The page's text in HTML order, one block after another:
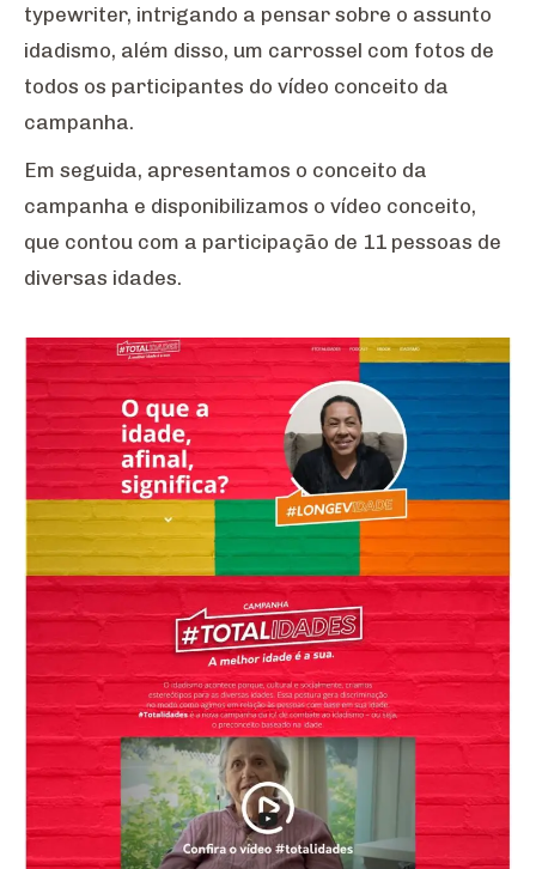
typewriter, intrigando a pensar sobre o assunto
idadismo, além disso, um carrossel com fotos de
todos os participantes do vídeo conceito da
campanha.
Em seguida, apresentamos o conceito da
campanha e disponibilizamos o vídeo conceito,
que contou com a participação de 11 pessoas de
diversas idades.